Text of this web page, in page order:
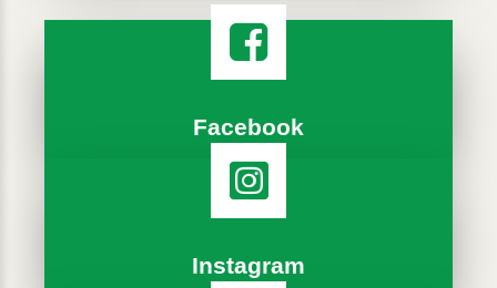
Facebook
Instagram